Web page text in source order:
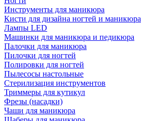
Инструменты для маникюра
Кисти для дизайна ногтей и маникюра
Лампы LED
Машинки для маникюра и педикюра
Палочки для маникюра
Пилочки для ногтей
Полировки для ногтей
Пылесосы настольные
Стерилизация инструментов
Триммеры для кутикул
Фрезы (насадки)
Чаши для маникюра